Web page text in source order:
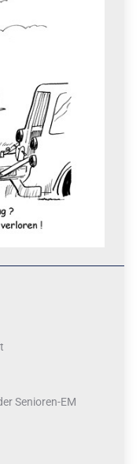
Senioren-EM